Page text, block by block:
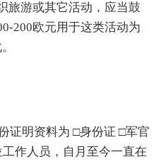
旅游或其它活动，应当鼓
200欧元用于这类活动为
证明资料为 □身份证 □军官
作人员，自月至今一直在